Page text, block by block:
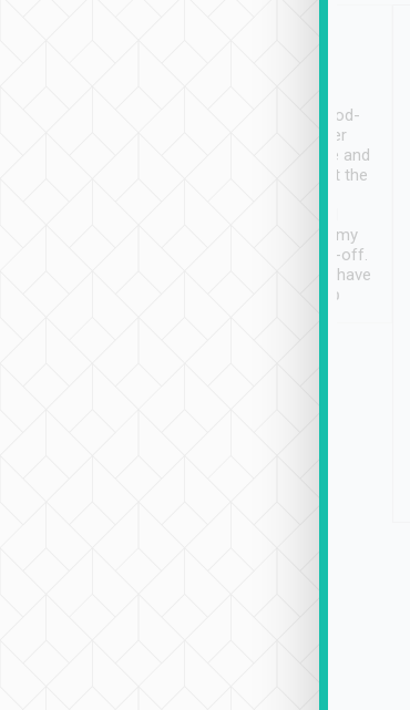
service, vehicles in good-
condition and the driver
service was awesome and
thoughtful. Driver went the
have safely arrived at my
destination after drop-off.
Definitely something I have
not seen elsewhere 👍